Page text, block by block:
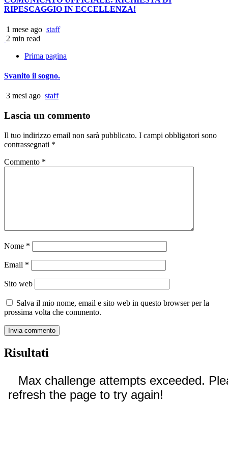
RIPESCAGGIO IN ECCELLENZA!
1 mese ago staff
2 min read
Prima pagina
Svanito il sogno.
3 mesi ago staff
Lascia un commento
Il tuo indirizzo email non sarà pubblicato. I campi obbligatori sono
contrassegnati *
Commento *
Nome *
Email *
Sito web
Salva il mio nome, email e sito web in questo browser per la
prossima volta che commento.
Risultati